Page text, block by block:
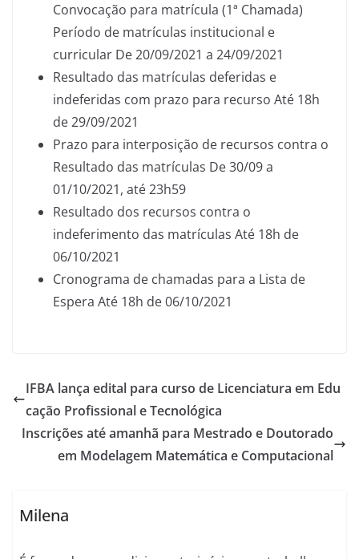
Convocação para matrícula (1ª Chamada)
Período de matrículas institucional e
curricular De 20/09/2021 a 24/09/2021
Resultado das matrículas deferidas e
indeferidas com prazo para recurso Até 18h
de 29/09/2021
Prazo para interposição de recursos contra o
Resultado das matrículas De 30/09 a
01/10/2021, até 23h59
Resultado dos recursos contra o
indeferimento das matrículas Até 18h de
06/10/2021
Cronograma de chamadas para a Lista de
Espera Até 18h de 06/10/2021
IFBA lança edital para curso de Licenciatura em Edu
cação Profissional e Tecnológica
Inscrições até amanhã para Mestrado e Doutorado
em Modelagem Matemática e Computacional
Milena